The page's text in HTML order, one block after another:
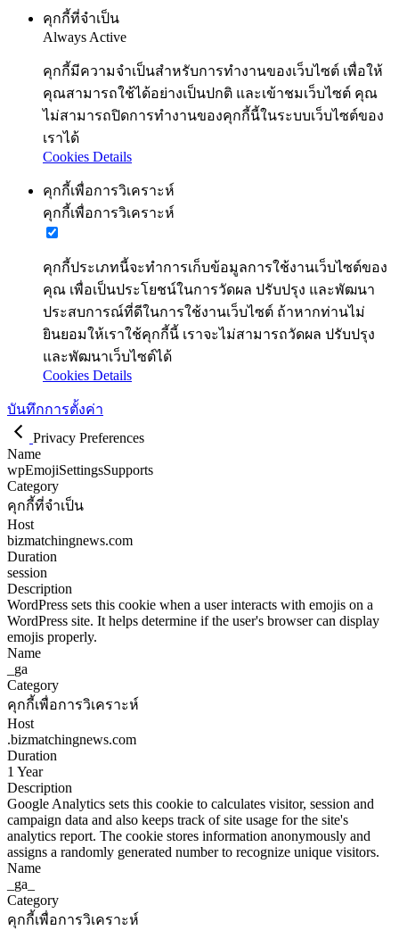
คุกกี้ที่จำเป็น
Always Active
คุกกี้มีความจำเป็นสำหรับการทำงานของเว็บไซต์ เพื่อให้
คุณสามารถใช้ได้อย่างเป็นปกติ และเข้าชมเว็บไซต์ คุณ
ไม่สามารถปิดการทำงานของคุกกี้นี้ในระบบเว็บไซต์ของ
เราได้
Cookies Details
คุกกี้เพื่อการวิเคราะห์
คุกกี้เพื่อการวิเคราะห์
คุกกี้ประเภทนี้จะทำการเก็บข้อมูลการใช้งานเว็บไซต์ของ
คุณ เพื่อเป็นประโยชน์ในการวัดผล ปรับปรุง และพัฒนา
ประสบการณ์ที่ดีในการใช้งานเว็บไซต์ ถ้าหากท่านไม่
ยินยอมให้เราใช้คุกกี้นี้ เราจะไม่สามารถวัดผล ปรับปรุง
และพัฒนาเว็บไซต์ได้
Cookies Details
บันทึกการตั้งค่า
Privacy Preferences
Name
wpEmojiSettingsSupports
Category
คุกกี้ที่จำเป็น
Host
bizmatchingnews.com
Duration
session
Description
WordPress sets this cookie when a user interacts with emojis on a
WordPress site. It helps determine if the user's browser can display
emojis properly.
Name
_ga
Category
คุกกี้เพื่อการวิเคราะห์
Host
.bizmatchingnews.com
Duration
1 Year
Description
Google Analytics sets this cookie to calculates visitor, session and
campaign data and also keeps track of site usage for the site's
analytics report. The cookie stores information anonymously and
assigns a randomly generated number to recognize unique visitors.
Name
_ga_
Category
คุกกี้เพื่อการวิเคราะห์